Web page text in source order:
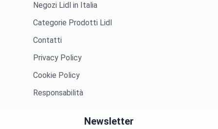
Negozi Lidl in Italia
Categorie Prodotti Lidl
Contatti
Privacy Policy
Cookie Policy
Responsabilità
Newsletter